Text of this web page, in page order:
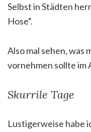
Selbst in Städten
Hose“.
Also mal sehen, was
vornehmen sollte im
Skurrile Tage
Lustigerweise habe